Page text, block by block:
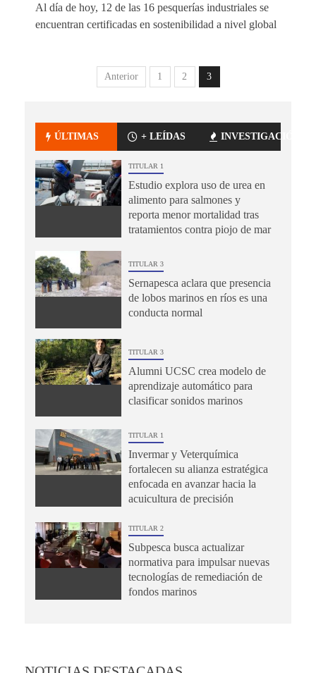
Al día de hoy, 12 de las 16 pesquerías industriales se
encuentran certificadas en sostenibilidad a nivel global
Anterior 1 2 3
ÚLTIMAS + LEÍDAS INVESTIGACIÓN
TITULAR 1
Estudio explora uso de urea en
alimento para salmones y
reporta menor mortalidad tras
tratamientos contra piojo de mar
TITULAR 3
Sernapesca aclara que presencia
de lobos marinos en ríos es una
conducta normal
TITULAR 3
Alumni UCSC crea modelo de
aprendizaje automático para
clasificar sonidos marinos
TITULAR 1
Invermar y Veterquímica
fortalecen su alianza estratégica
enfocada en avanzar hacia la
acuicultura de precisión
TITULAR 2
Subpesca busca actualizar
normativa para impulsar nuevas
tecnologías de remediación de
fondos marinos